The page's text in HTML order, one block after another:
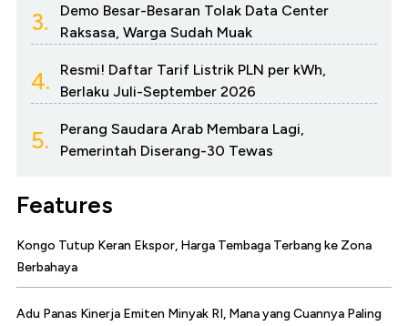
3.
Demo Besar-Besaran Tolak Data Center
Raksasa, Warga Sudah Muak
4.
Resmi! Daftar Tarif Listrik PLN per kWh,
Berlaku Juli-September 2026
5.
Perang Saudara Arab Membara Lagi,
Pemerintah Diserang-30 Tewas
Features
Kongo Tutup Keran Ekspor, Harga Tembaga Terbang ke Zona
Berbahaya
Adu Panas Kinerja Emiten Minyak RI, Mana yang Cuannya Paling